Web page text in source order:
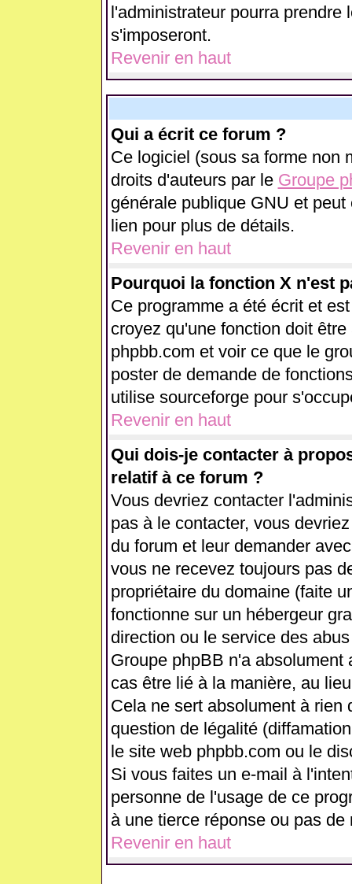
l'administrateur pourra prendre
s'imposeront.
Revenir en haut
Qui a écrit ce forum ?
Ce logiciel (sous sa forme non
droits d'auteurs par le Groupe
générale publique GNU et
lien pour plus de détails.
Revenir en haut
Pourquoi la fonction X n'est
Ce programme a été écrit et
croyez qu'une fonction doit
phpbb.com et voir ce que le
poster de demande de
utilise sourceforge pour
Revenir en haut
Qui dois-je contacter à
relatif à ce forum ?
Vous devriez contacter
pas à le contacter, vous
du forum et leur demander
vous ne recevez toujours pas
propriétaire du domaine (faite
fonctionne sur un hébergeur
direction ou le service des
Groupe phpBB n'a
cas être lié à la manière, au
Cela ne sert absolument à rien
question de légalité
le site web phpbb.com ou le
Si vous faites un e-mail à
personne de l'usage de ce
à une tierce réponse ou pas de
Revenir en haut